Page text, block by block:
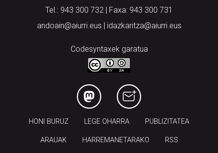
Tel.: 943 300 732 | Faxa: 943 300 731
andoain@aiurri.eus | idazkaritza@aiurri.eus
Codesyntaxek garatua
HONI BURUZ LEGE OHARRA PUBLIZITATEA
ARAUAK HARREMANETARAKO RSS